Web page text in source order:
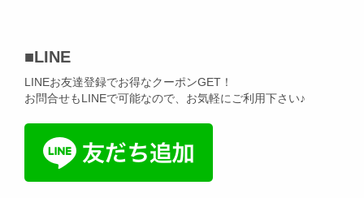
■LINE
LINEお友達登録でお得なクーポンGET！
お問合せもLINEで可能なので、お気軽にご利用下さい♪